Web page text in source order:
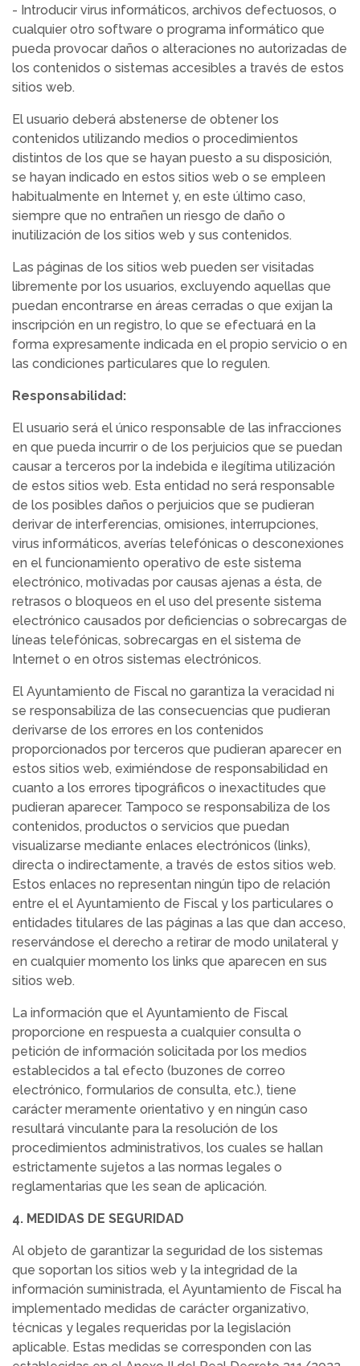
- Introducir virus informáticos, archivos defectuosos, o
cualquier otro software o programa informático que
pueda provocar daños o alteraciones no autorizadas de
los contenidos o sistemas accesibles a través de estos
sitios web.
El usuario deberá abstenerse de obtener los
contenidos utilizando medios o procedimientos
distintos de los que se hayan puesto a su disposición,
se hayan indicado en estos sitios web o se empleen
habitualmente en Internet y, en este último caso,
siempre que no entrañen un riesgo de daño o
inutilización de los sitios web y sus contenidos.
Las páginas de los sitios web pueden ser visitadas
libremente por los usuarios, excluyendo aquellas que
puedan encontrarse en áreas cerradas o que exijan la
inscripción en un registro, lo que se efectuará en la
forma expresamente indicada en el propio servicio o en
las condiciones particulares que lo regulen.
Responsabilidad:
El usuario será el único responsable de las infracciones
en que pueda incurrir o de los perjuicios que se puedan
causar a terceros por la indebida e ilegítima utilización
de estos sitios web. Esta entidad no será responsable
de los posibles daños o perjuicios que se pudieran
derivar de interferencias, omisiones, interrupciones,
virus informáticos, averías telefónicas o desconexiones
en el funcionamiento operativo de este sistema
electrónico, motivadas por causas ajenas a ésta, de
retrasos o bloqueos en el uso del presente sistema
electrónico causados por deficiencias o sobrecargas de
líneas telefónicas, sobrecargas en el sistema de
Internet o en otros sistemas electrónicos.
El Ayuntamiento de Fiscal no garantiza la veracidad ni
se responsabiliza de las consecuencias que pudieran
derivarse de los errores en los contenidos
proporcionados por terceros que pudieran aparecer en
estos sitios web, eximiéndose de responsabilidad en
cuanto a los errores tipográficos o inexactitudes que
pudieran aparecer. Tampoco se responsabiliza de los
contenidos, productos o servicios que puedan
visualizarse mediante enlaces electrónicos (links),
directa o indirectamente, a través de estos sitios web.
Estos enlaces no representan ningún tipo de relación
entre el el Ayuntamiento de Fiscal y los particulares o
entidades titulares de las páginas a las que dan acceso,
reservándose el derecho a retirar de modo unilateral y
en cualquier momento los links que aparecen en sus
sitios web.
La información que el Ayuntamiento de Fiscal
proporcione en respuesta a cualquier consulta o
petición de información solicitada por los medios
establecidos a tal efecto (buzones de correo
electrónico, formularios de consulta, etc.), tiene
carácter meramente orientativo y en ningún caso
resultará vinculante para la resolución de los
procedimientos administrativos, los cuales se hallan
estrictamente sujetos a las normas legales o
reglamentarias que les sean de aplicación.
4. MEDIDAS DE SEGURIDAD
Al objeto de garantizar la seguridad de los sistemas
que soportan los sitios web y la integridad de la
información suministrada, el Ayuntamiento de Fiscal ha
implementado medidas de carácter organizativo,
técnicas y legales requeridas por la legislación
aplicable. Estas medidas se corresponden con las